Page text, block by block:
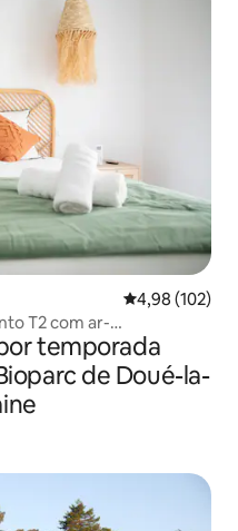
hóspedes
4,98 de uma
4,98 (102)
T2 com ar-
temporada
de Doué-la-